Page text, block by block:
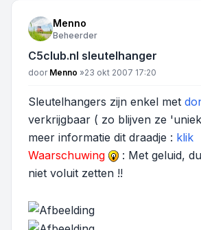
Menno
Beheerder
C5club.nl sleutelhanger
Bericht
door Menno »23 okt 2007 17:20
Sleutelhangers zijn enkel met
verkrijgbaar ( zo blijven ze
meer informatie dit draadje : klik
Waarschuwing
: Met geluid,
niet voluit zetten !!